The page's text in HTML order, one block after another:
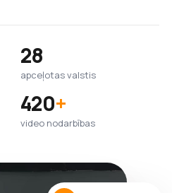
28
apceļotas valstis
420+
video nodarbības